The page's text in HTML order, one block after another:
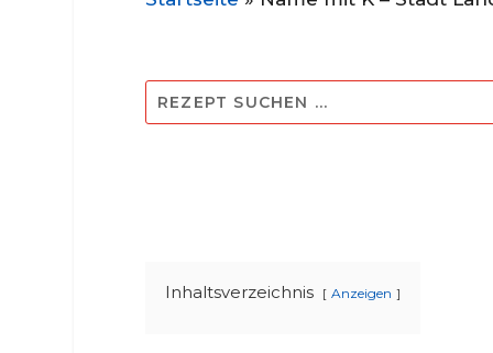
Inhaltsverzeichnis Anzeigen